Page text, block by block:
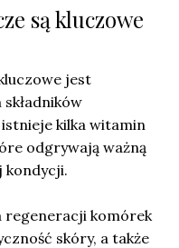
są kluczowe
jest
kilka witamin
odgrywają ważną
kondycji.
regeneracji komórek
skóry, a także